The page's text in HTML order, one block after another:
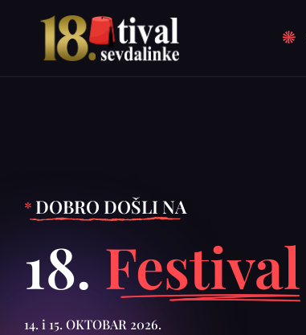
* DOBRO DOŠLI NA
18.Festival
14. i 15. OKTOBAR 2026.